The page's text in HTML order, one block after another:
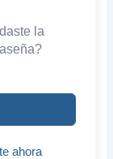
la
ahora